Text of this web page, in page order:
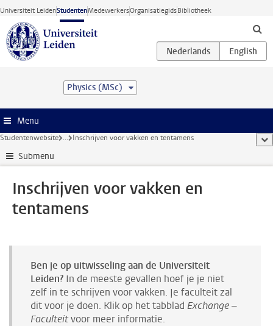
Ga direct naar de inhoud
Universiteit LeidenStudentenMedewerkersOrganisatiegidsBibliotheek
Physics (MSc)
Menu
Studentenwebsite ... Inschrijven voor vakken en tentamens
Submenu
Inschrijven voor vakken en
tentamens
Ben je op uitwisseling aan de Universiteit
Leiden? In de meeste gevallen hoef je je niet
zelf in te schrijven voor vakken. Je faculteit zal
dit voor je doen. Klik op het tabblad Exchange –
Faculteitvoor meer informatie.